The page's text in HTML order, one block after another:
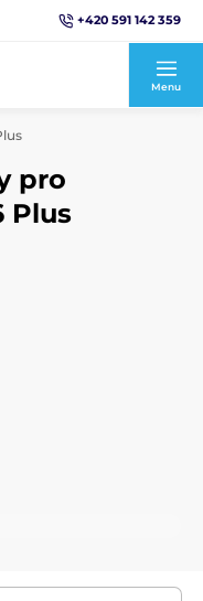
+420 591 142 359
Menu
pro
Plus